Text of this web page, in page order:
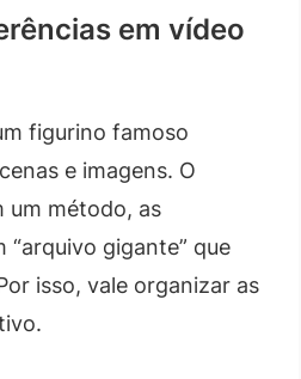
em vídeo
figurino famoso
e imagens. O
um método, as
“arquivo gigante” que
isso, vale organizar as